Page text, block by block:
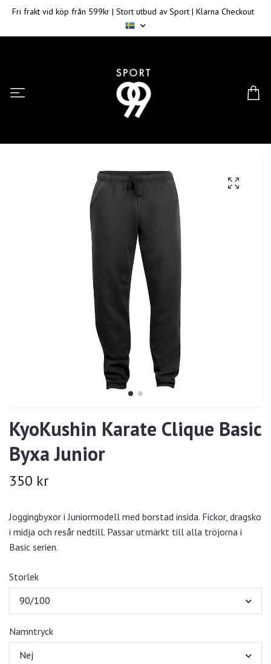
Fri frakt vid köp från 599kr | Stort utbud av Sport | Klarna Checkout
KyoKushin Karate Clique Basic
Byxa Junior
350 kr
Joggingbyxor i Juniormodell med borstad insida. Fickor, dragsko
i midja och resår nedtill. Passar utmärkt till alla tröjorna i
Basic serien.
Storlek
90/100
Namntryck
Nej